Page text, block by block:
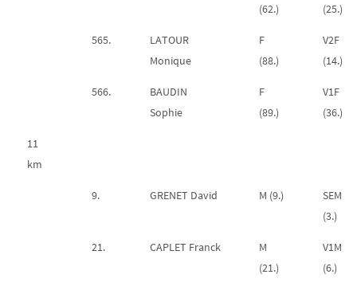
(62.)
(25.)
565.
LATOUR
Monique
F
(88.)
V2F
(14.)
566.
BAUDIN
Sophie
F
(89.)
V1F
(36.)
11
km
9. GRENET David M (9.)
SEM
(3.)
21. CAPLET Franck
M
(21.)
V1M
(6.)